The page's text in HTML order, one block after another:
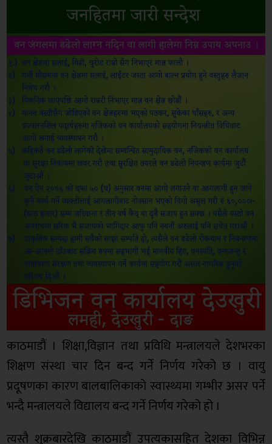
काठमाडौं । शिक्षा,विज्ञान तथा प्रविधि मन्त्रालयले देशभरका
शिक्षण संस्था चार दिन बन्द गर्ने निर्णय गरेको छ । वायु
प्रदूषणका कारण बालबालिकाको स्वास्थ्यमा गम्भीर असर पर्ने
भन्दै मन्त्रालयले विद्यालय बन्द गर्ने निर्णय गरेको हो ।
त्यस्तै शुक्रबारदेखि काठमाडौं उपत्यकासहित देशका विभिन्न